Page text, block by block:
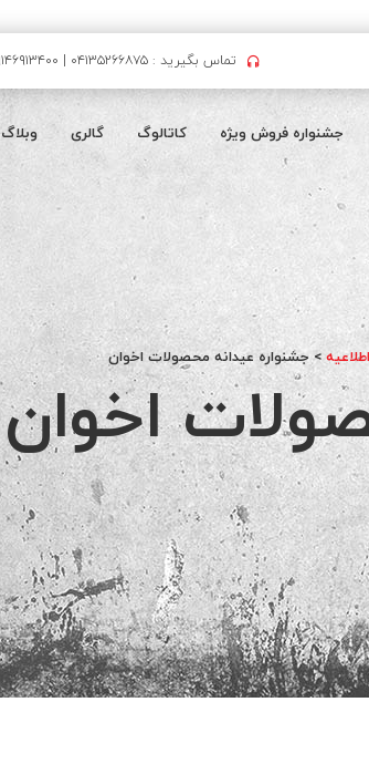
تماس بگیرید : ۰۴۱۳۵۲۶۶۸۷۵ | ۰۹۱۴۶۹۱۳۴۰۰
جشنواره فروش ویژه کاتالوگ گالری وبلاگ
>جشنواره عیدانه محصولات اخوان
اخوان